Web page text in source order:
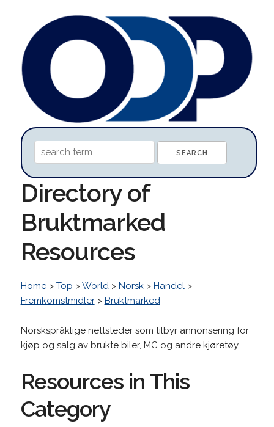
Directory of
Bruktmarked
Resources
Home> Top >World> Norsk> Handel>
Fremkomstmidler> Bruktmarked
Norskspråklige nettsteder som tilbyr annonsering for
kjøp og salg av brukte biler, MC og andre kjøretøy.
Resources in This
Category